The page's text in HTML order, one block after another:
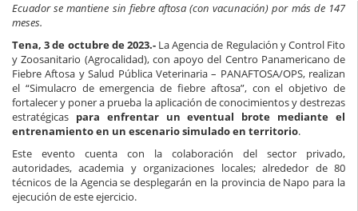
Ecuador se mantiene sin fiebre aftosa (con vacunación) por más de 147
meses.
Tena, 3 de octubre de 2023.-La Agencia de Regulación y Control Fito
y Zoosanitario (Agrocalidad), con apoyo del Centro Panamericano de
Fiebre Aftosa y Salud Pública Veterinaria – PANAFTOSA/OPS, realizan
el “Simulacro de emergencia de fiebre aftosa”, con el objetivo de
fortalecer y poner a prueba la aplicación de conocimientos y destrezas
estratégicas para enfrentar un eventual brote mediante el
entrenamiento en un escenario simulado en territorio.
Este evento cuenta con la colaboración del sector privado,
autoridades, academia y organizaciones locales; alrededor de 80
técnicos de la Agencia se desplegarán en la provincia de Napo para la
ejecución de este ejercicio.